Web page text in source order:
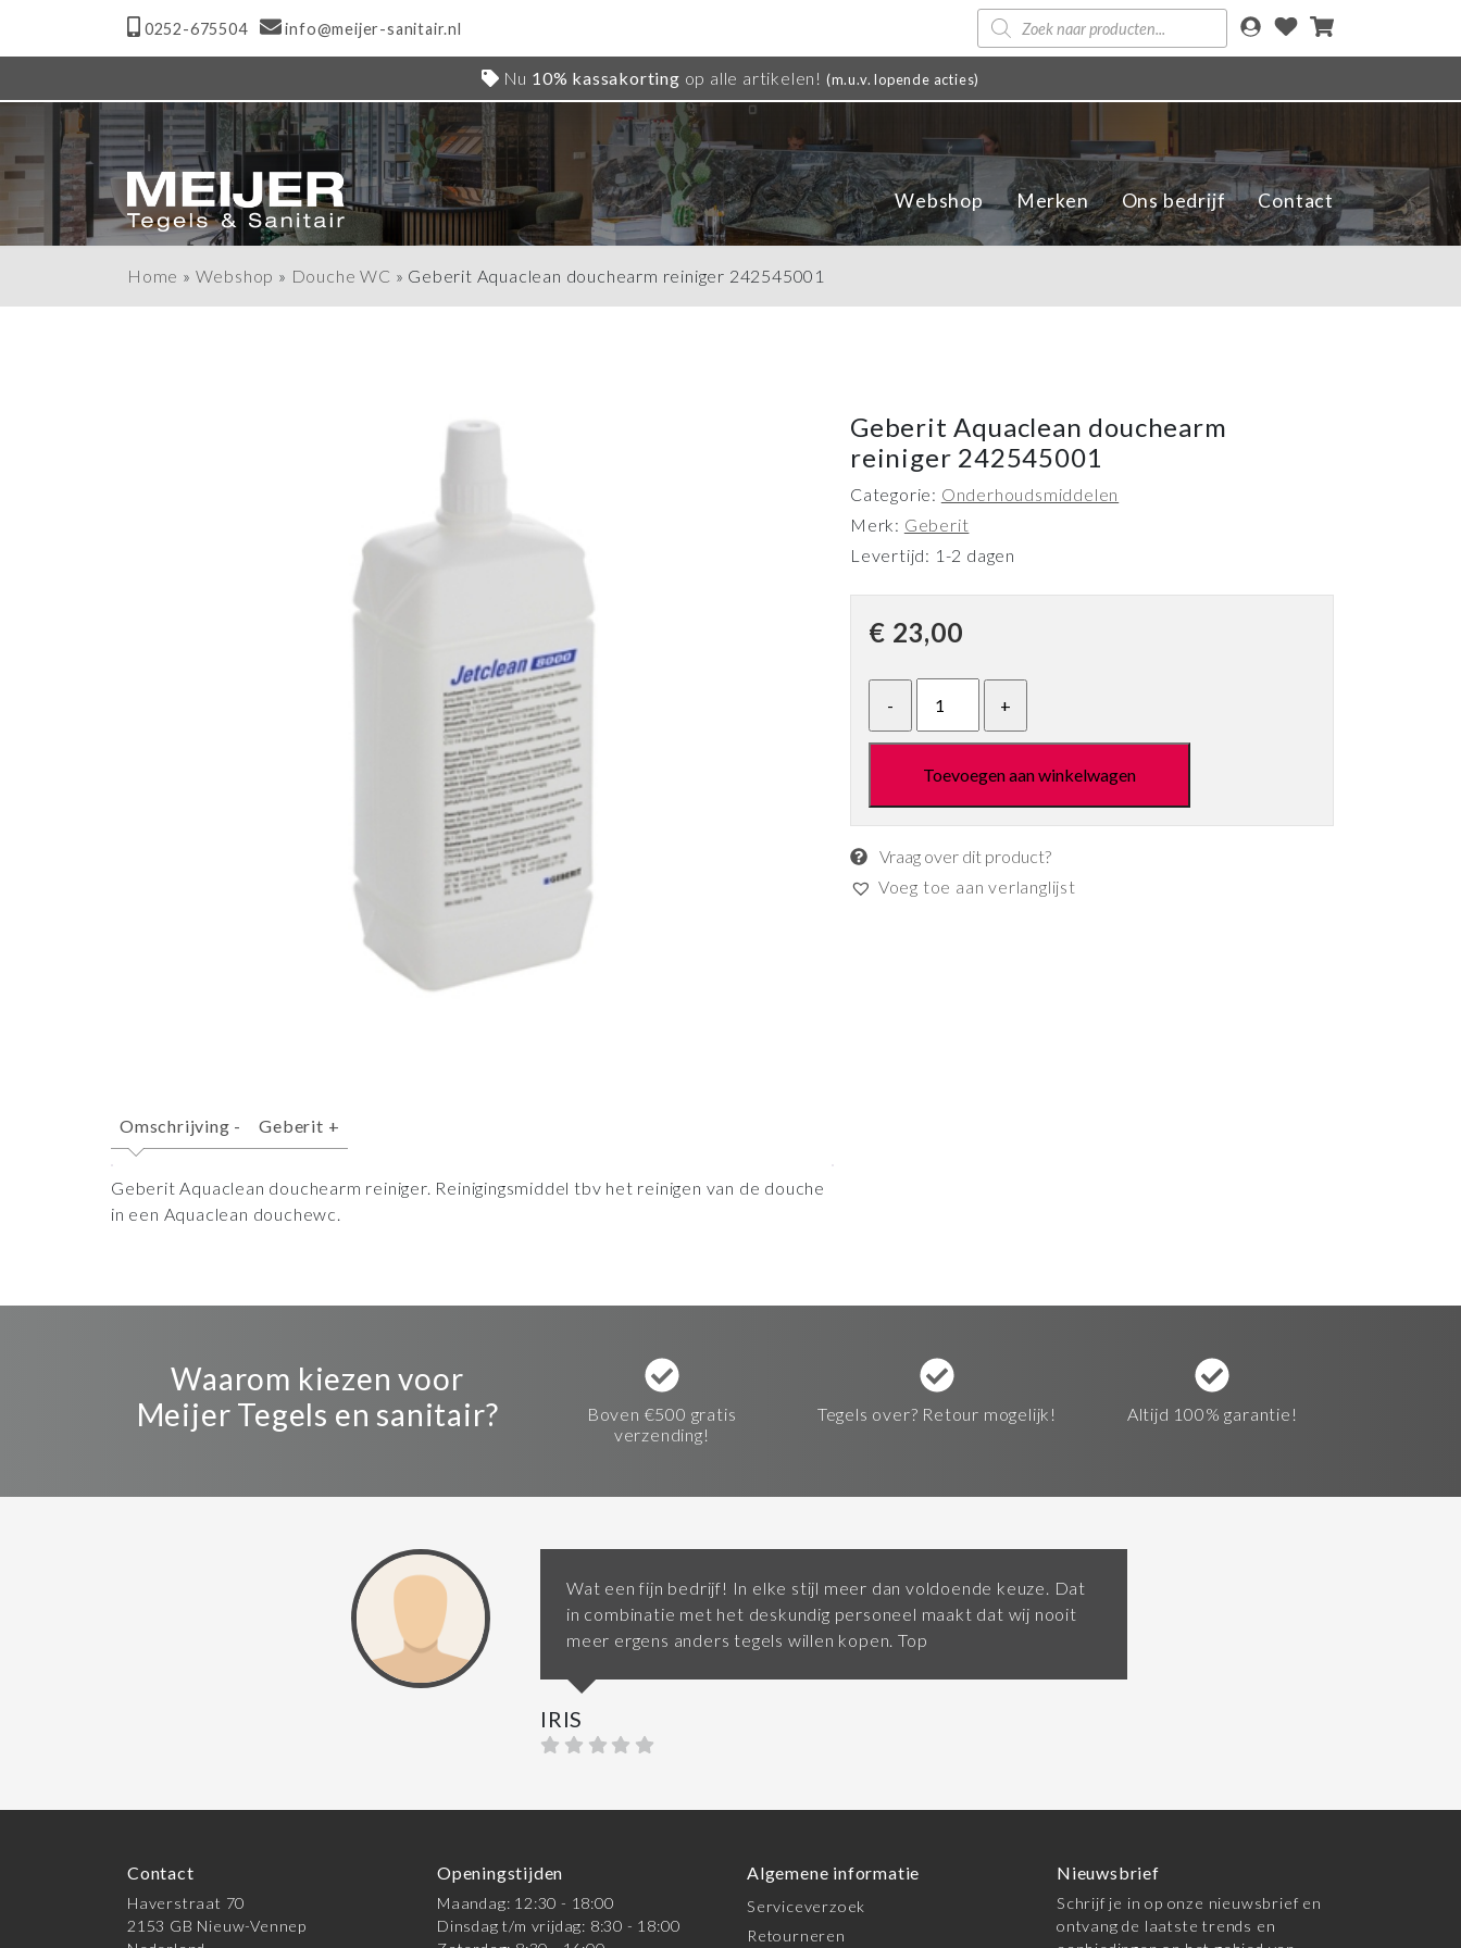
0252-675504 info@meijer-sanitair.nl
Producten
zoeken
Nu 10% kassakorting op alle artikelen! (m.u.v. lopende acties)
Webshop Merken Ons bedrijf Contact
Home » Webshop » Douche WC » Geberit Aquaclean douchearm reiniger 242545001
Omschrijving - Geberit +
Geberit Aquaclean douchearm reiniger. Reinigingsmiddel tbv het reinigen van de douche
in een Aquaclean douchewc.
Geberit Aquaclean douchearm
reiniger 242545001
Categorie: Onderhoudsmiddelen
Merk: Geberit
Levertijd: 1-2 dagen
€ 23,00
Toevoegen aan winkelwagen
Vraag over dit product?
Voeg toe aan verlanglijst
Waarom kiezen voor
Meijer Tegels en sanitair?
Boven €500 gratis
verzending!
Tegels over? Retour mogelijk! Altijd 100% garantie!
Wat een fijn bedrijf! In elke stijl meer dan voldoende keuze. Dat
in combinatie met het deskundig personeel maakt dat wij nooit
meer ergens anders tegels willen kopen. Top
IRIS
Contact
Haverstraat 70
2153 GB Nieuw-Vennep
Openingstijden
Maandag: 12:30 - 18:00
Dinsdag t/m vrijdag: 8:30 - 18:00
Algemene informatie
Serviceverzoek
Retourneren
Nieuwsbrief
Schrijf je in op onze nieuwsbrief en
ontvang de laatste trends en